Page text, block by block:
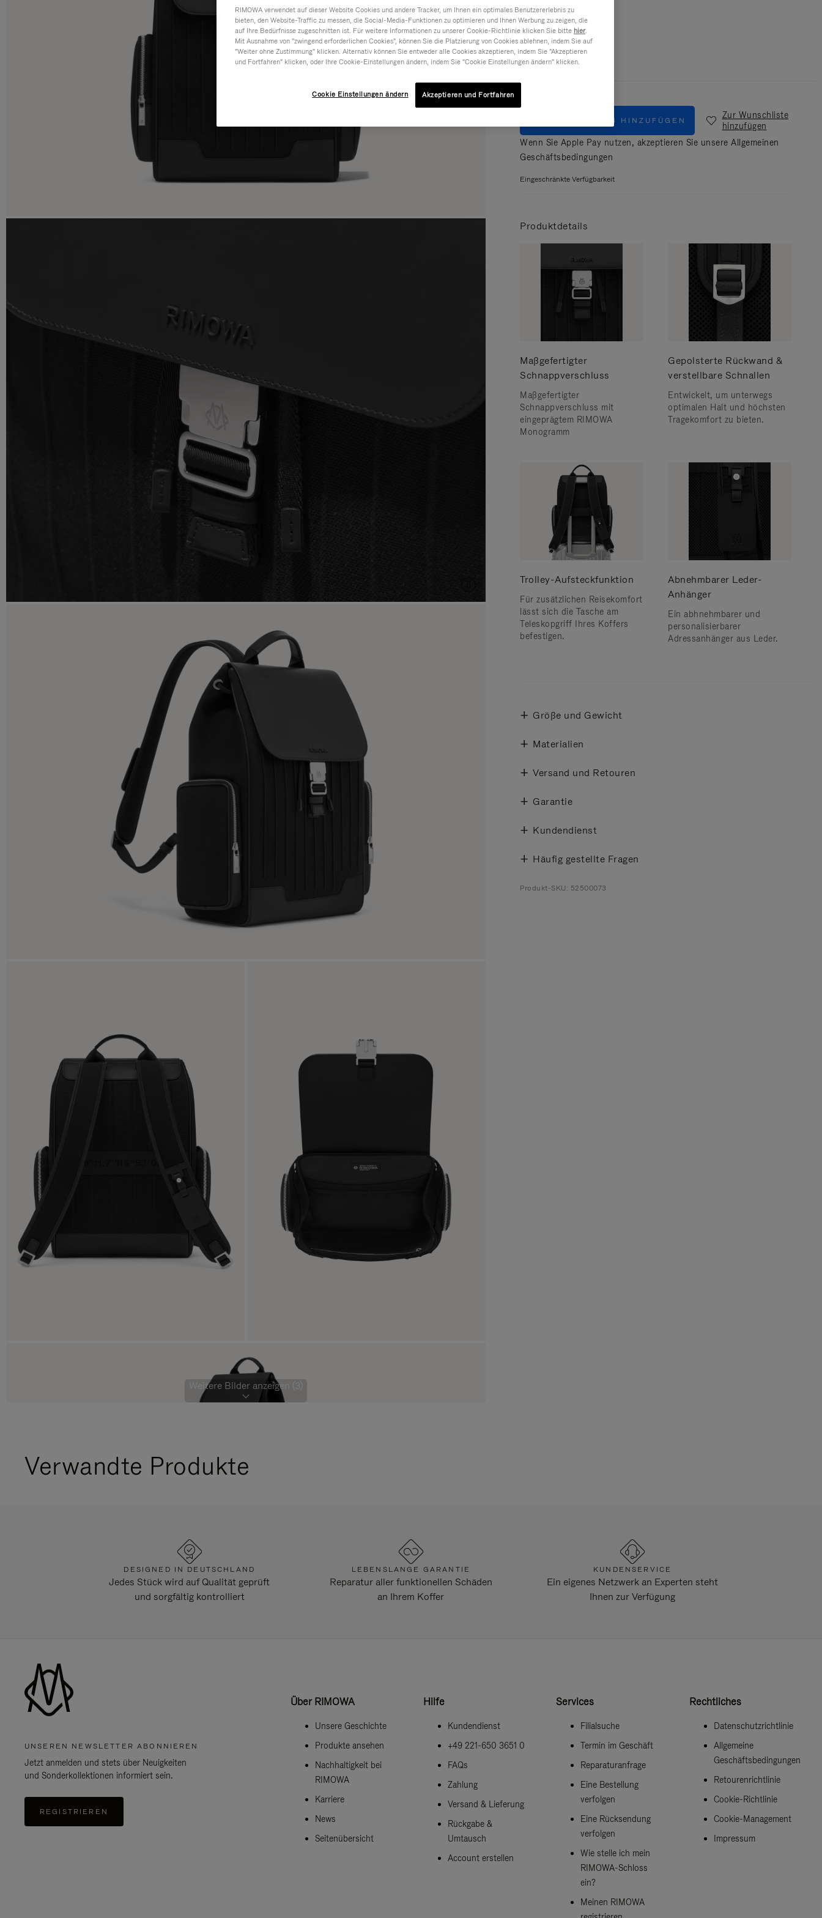
Weitere Bilder anzeigen (3)
Farbe Schwarz
ZUM WARENKORB HINZUFÜGEN
Zur Wunschliste
hinzufügen
Wenn Sie Apple Pay nutzen, akzeptieren Sie unsere Allgemeinen
Geschäftsbedingungen
Eingeschränkte Verfügbarkeit
Produktdetails
Maßgefertigter
Schnappverschluss
Maßgefertigter
Schnappverschluss mit
eingeprägtem RIMOWA
Monogramm
Gepolsterte Rückwand &
verstellbare Schnallen
Entwickelt, um unterwegs
optimalen Halt und höchsten
Tragekomfort zu bieten.
Trolley-Aufsteckfunktion
Für zusätzlichen Reisekomfort
lässt sich die Tasche am
Teleskopgriff Ihres Koffers
befestigen.
Abnehmbarer Leder-
Anhänger
Ein abhnehmbarer und
personalisierbarer
Adressanhänger aus Leder.
Größe und Gewicht
Materialien
Versand und Retouren
Garantie
Kundendienst
Häufig gestellte Fragen
Produkt-SKU: 52500073
Verwandte Produkte
DESIGNED IN DEUTSCHLAND
Jedes Stück wird auf Qualität geprüft
und sorgfältig kontrolliert
LEBENSLANGE GARANTIE
Reparatur aller funktionellen Schäden
an Ihrem Koffer
KUNDENSERVICE
Ein eigenes Netzwerk an Experten steht
Ihnen zur Verfügung
UNSEREN NEWSLETTER ABONNIEREN
Jetzt anmelden und stets über Neuigkeiten
und Sonderkollektionen informiert sein.
REGISTRIEREN
Über RIMOWA
Unsere Geschichte
Produkte ansehen
Nachhaltigkeit bei
RIMOWA
Karriere
News
Seitenübersicht
Hilfe
Kundendienst
+49 221-650 3651 0
FAQs
Zahlung
Versand & Lieferung
Rückgabe &
Umtausch
Account erstellen
Services
Filialsuche
Termin im Geschäft
Reparaturanfrage
Eine Bestellung
verfolgen
Eine Rücksendung
verfolgen
Wie stelle ich mein
RIMOWA-Schloss
ein?
Meinen RIMOWA
Rechtliches
Datenschutzrichtlinie
Allgemeine
Geschäftsbedingungen
Retourenrichtlinie
Cookie-Richtlinie
Cookie-Management
Impressum
RIMOWA verwendet auf dieser Website Cookies und andere Tracker, um Ihnen ein optimales Benutzererlebnis zu
bieten, den Website-Traffic zu messen, die Social-Media-Funktionen zu optimieren und Ihnen Werbung zu zeigen, die
auf Ihre Bedürfnisse zugeschnitten ist. Für weitere Informationen zu unserer Cookie-Richtlinie klicken Sie bitte hier.
Mit Ausnahme von "zwingend erforderlichen Cookies", können Sie die Platzierung von Cookies ablehnen, indem Sie auf
"Weiter ohne Zustimmung" klicken. Alternativ können Sie entweder alle Cookies akzeptieren, indem Sie "Akzeptieren
und Fortfahren" klicken, oder Ihre Cookie-Einstellungen ändern, indem Sie "Cookie Einstellungen ändern" klicken.
Cookie Einstellungen ändern Akzeptieren und Fortfahren